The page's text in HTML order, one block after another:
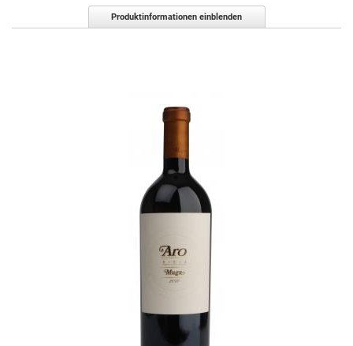
Produktinformationen einblenden